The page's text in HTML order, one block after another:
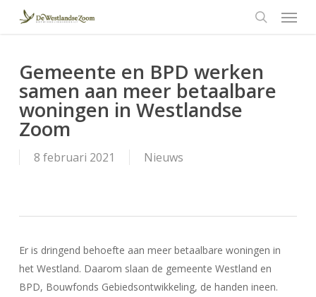
content
Menu
Gemeente en BPD werken
samen aan meer betaalbare
woningen in Westlandse
Zoom
8 februari 2021 Nieuws
Er is dringend behoefte aan meer betaalbare woningen in
het Westland. Daarom slaan de gemeente Westland en
BPD, Bouwfonds Gebiedsontwikkeling, de handen ineen.